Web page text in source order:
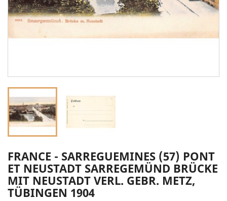
FRANCE - SARREGUEMINES (57) PONT
ET NEUSTADT SARREGEMÜND BRÜCKE
MIT NEUSTADT VERL. GEBR. METZ,
TÜBINGEN 1904